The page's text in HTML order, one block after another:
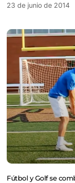
23 de junio de 2014
Fútbol y Golf se